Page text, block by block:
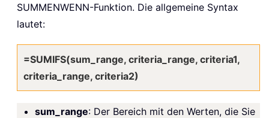
SUMMENWENN-Funktion. Die allgemeine Syntax
lautet:
=SUMIFS(sum_range, criteria_range, criteria1,
criteria_range, criteria2)
sum_range: Der Bereich mit den Werten, die Sie